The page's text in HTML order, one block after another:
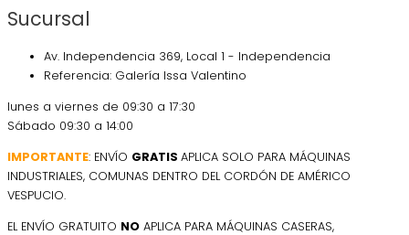
Sucursal
Av. Independencia 369, Local 1 - Independencia
Referencia: Galería Issa Valentino
lunes a viernes de 09:30 a 17:30
Sábado 09:30 a 14:00
IMPORTANTE: ENVÍO GRATIS APLICA SOLO PARA MÁQUINAS
INDUSTRIALES, COMUNAS DENTRO DEL CORDÓN DE AMÉRICO
VESPUCIO.
EL ENVÍO GRATUITO NO APLICA PARA MÁQUINAS CASERAS,